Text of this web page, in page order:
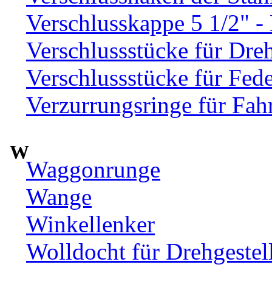
Verschlusskappe 5 1/2"
Verschlussstücke für
Verschlussstücke für
Verzurrungsringe für
W
Waggonrunge
Wange
Winkellenker
Wolldocht für